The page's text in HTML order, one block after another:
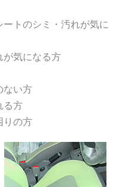
トのシミ・汚れが気に
が気になる方
ない方
る方
りの方